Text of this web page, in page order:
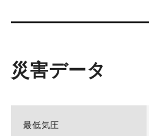
災害データ
最低気圧